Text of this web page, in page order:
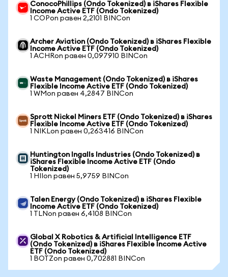
ConocoPhillips (Ondo Tokenized) в iShares Flexible
Income Active ETF (Ondo Tokenized)
1 COPon равен 2,2101 BINCon
Archer Aviation (Ondo Tokenized) в iShares Flexible
Income Active ETF (Ondo Tokenized)
1 ACHRon равен 0,097910 BINCon
Waste Management (Ondo Tokenized) в iShares
Flexible Income Active ETF (Ondo Tokenized)
1 WMon равен 4,2847 BINCon
Sprott Nickel Miners ETF (Ondo Tokenized) в iShares
Flexible Income Active ETF (Ondo Tokenized)
1 NIKLon равен 0,263416 BINCon
Huntington Ingalls Industries (Ondo Tokenized) в
iShares Flexible Income Active ETF (Ondo
Tokenized)
1 HIIon равен 5,9759 BINCon
Talen Energy (Ondo Tokenized) в iShares Flexible
Income Active ETF (Ondo Tokenized)
1 TLNon равен 6,4108 BINCon
Global X Robotics & Artificial Intelligence ETF
(Ondo Tokenized) в iShares Flexible Income Active
ETF (Ondo Tokenized)
1 BOTZon равен 0,702881 BINCon